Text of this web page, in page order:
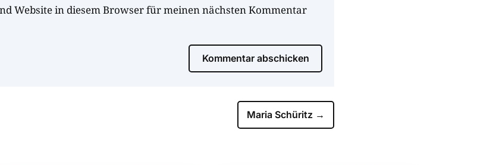
Website in diesem Browser für meinen nächsten Kommentar
Kommentar abschicken
Maria Schüritz →